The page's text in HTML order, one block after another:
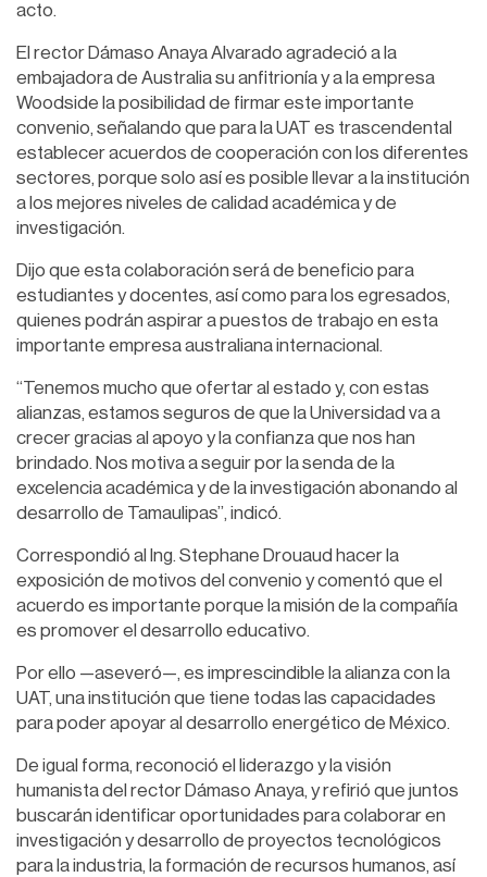
acto.
El rector Dámaso Anaya Alvarado agradeció a la
embajadora de Australia su anfitrionía y a la empresa
Woodside la posibilidad de firmar este importante
convenio, señalando que para la UAT es trascendental
establecer acuerdos de cooperación con los diferentes
sectores, porque solo así es posible llevar a la institución
a los mejores niveles de calidad académica y de
investigación.
Dijo que esta colaboración será de beneficio para
estudiantes y docentes, así como para los egresados,
quienes podrán aspirar a puestos de trabajo en esta
importante empresa australiana internacional.
“Tenemos mucho que ofertar al estado y, con estas
alianzas, estamos seguros de que la Universidad va a
crecer gracias al apoyo y la confianza que nos han
brindado. Nos motiva a seguir por la senda de la
excelencia académica y de la investigación abonando al
desarrollo de Tamaulipas”, indicó.
Correspondió al Ing. Stephane Drouaud hacer la
exposición de motivos del convenio y comentó que el
acuerdo es importante porque la misión de la compañía
es promover el desarrollo educativo.
Por ello —aseveró—, es imprescindible la alianza con la
UAT, una institución que tiene todas las capacidades
para poder apoyar al desarrollo energético de México.
De igual forma, reconoció el liderazgo y la visión
humanista del rector Dámaso Anaya, y refirió que juntos
buscarán identificar oportunidades para colaborar en
investigación y desarrollo de proyectos tecnológicos
para la industria, la formación de recursos humanos, así